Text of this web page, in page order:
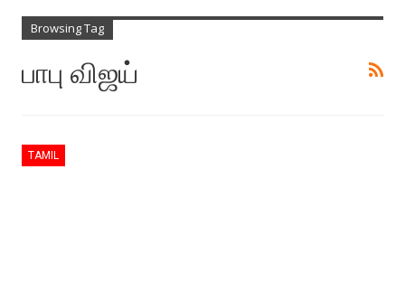
Browsing Tag
பாபு விஜய்
TAMIL